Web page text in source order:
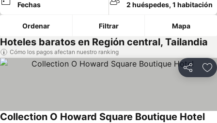
Fechas 2 huéspedes, 1 habitación
Ordenar Filtrar Mapa
Hoteles baratos en Región central, Tailandia
Cómo los pagos afectan nuestro ranking
Compartir
Collection O Howard Square Boutique Hotel